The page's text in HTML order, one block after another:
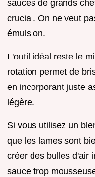
sauces de grands
crucial. On ne veut
émulsion.
L'outil idéal reste le
rotation permet de
en incorporant juste
légère.
Si vous utilisez un
que les lames sont
créer des bulles d'air
sauce trop